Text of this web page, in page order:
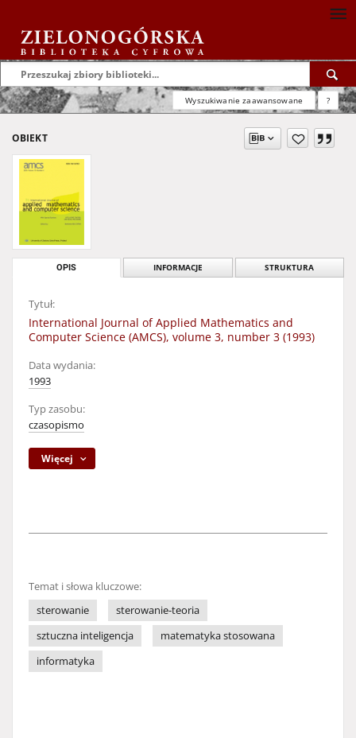
Wyszukiwanie zaawansowane ?
OBIEKT
OPIS INFORMACJE STRUKTURA
Tytuł:
International Journal of Applied Mathematics and
Computer Science (AMCS), volume 3, number 3 (1993)
Data wydania:
1993
Typ zasobu:
czasopismo
Więcej
Temat i słowa kluczowe:
sterowanie
sterowanie-teoria
sztuczna inteligencja
matematyka stosowana
informatyka